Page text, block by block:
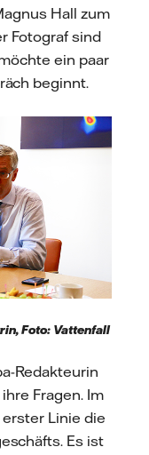
Hall zum
Fotograf sind
ein paar
beginnt.
Foto: Vattenfall
Redakteurin
Fragen. Im
Linie die
Es ist